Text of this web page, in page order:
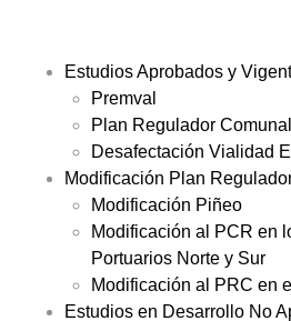
Estudios Aprobados y
Premval
Plan Regulador Comunal
Desafectación Vialidad
Modificación Plan
Modificación Piñeo
Modificación al PCR en
Portuarios Norte y Sur
Modificación al PRC en
Estudios en Desarrollo No